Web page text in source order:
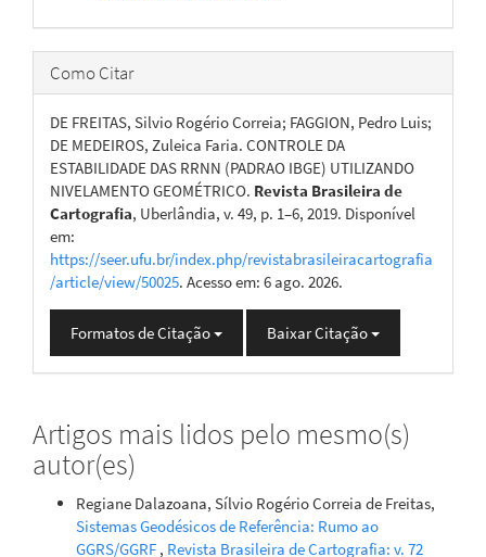
Como Citar
DE FREITAS, Silvio Rogério Correia; FAGGION, Pedro Luis;
DE MEDEIROS, Zuleica Faria. CONTROLE DA
ESTABILIDADE DAS RRNN (PADRAO IBGE) UTILIZANDO
NIVELAMENTO GEOMÉTRICO. Revista Brasileira de
Cartografia, Uberlândia, v. 49, p. 1–6, 2019. Disponível
em:
https://seer.ufu.br/index.php/revistabrasileiracartografia
/article/view/50025. Acesso em: 6 ago. 2026.
Formatos de Citação Baixar Citação
Artigos mais lidos pelo mesmo(s)
autor(es)
Regiane Dalazoana, Sílvio Rogério Correia de Freitas,
Sistemas Geodésicos de Referência: Rumo ao
GGRS/GGRF , Revista Brasileira de Cartografia: v. 72